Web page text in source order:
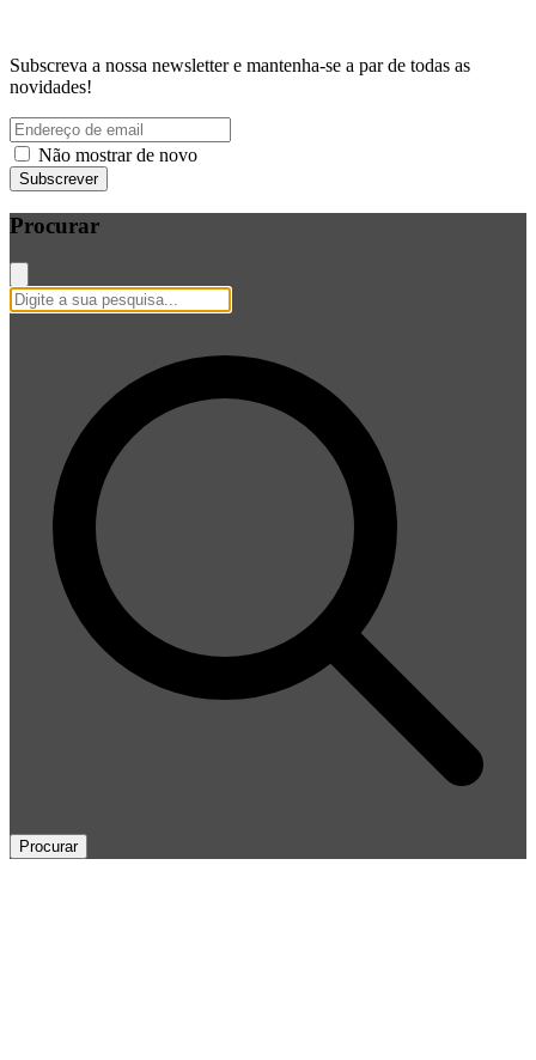
Subscreva a nossa newsletter e mantenha-se a par de todas as
novidades!
Não mostrar de novo
Subscrever
Procurar
Procurar